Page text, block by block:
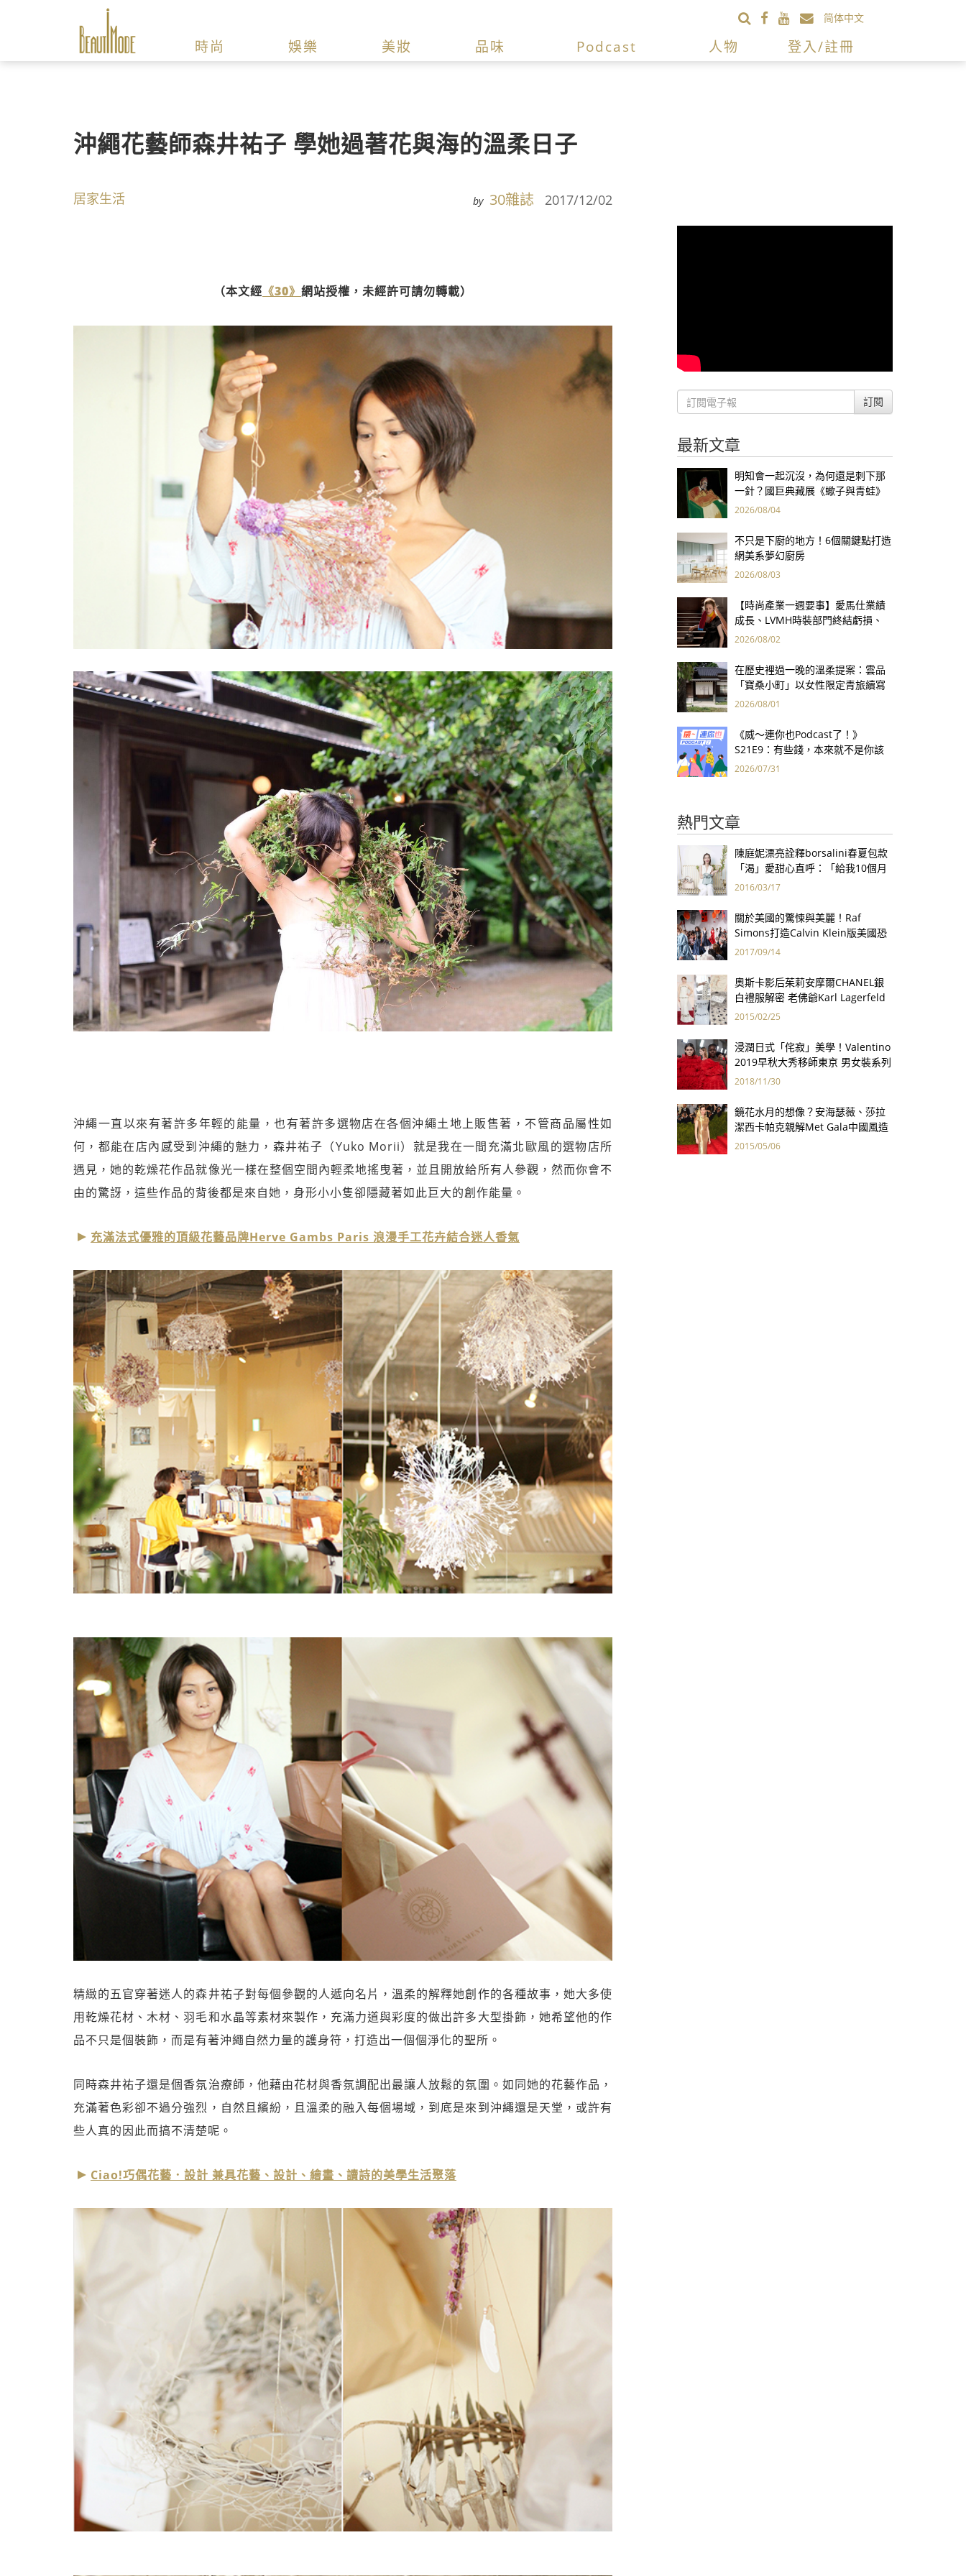
简体中文
時尚 娛樂 美妝 品味 Podcast 人物 登入/註冊
沖繩花藝師森井祐子 學她過著花與海的溫柔日子
居家生活 by 30雜誌 2017/12/02
（本文經 《30》 網站授權，未經許可請勿轉載）
沖繩一直以來有著許多年輕的能量，也有著許多選物店在各個沖繩土地上販售著，不管商品屬性如
何，都能在店內感受到沖繩的魅力，森井祐子（Yuko Morii）就是我在一間充滿北歐風的選物店所
遇見，她的乾燥花作品就像光一樣在整個空間內輕柔地搖曳著，並且開放給所有人參觀，然而你會不
由的驚訝，這些作品的背後都是來自她，身形小小隻卻隱藏著如此巨大的創作能量。
充滿法式優雅的頂級花藝品牌Herve Gambs Paris 浪漫手工花卉結合迷人香氣
精緻的五官穿著迷人的森井祐子對每個參觀的人遞向名片，溫柔的解釋她創作的各種故事，她大多使
用乾燥花材、木材、羽毛和水晶等素材來製作，充滿力道與彩度的做出許多大型掛飾，她希望他的作
品不只是個裝飾，而是有著沖繩自然力量的護身符，打造出一個個淨化的聖所。
同時森井祐子還是個香氛治療師，他藉由花材與香氛調配出最讓人放鬆的氛圍。如同她的花藝作品，
充滿著色彩卻不過分強烈，自然且繽紛，且溫柔的融入每個場域，到底是來到沖繩還是天堂，或許有
些人真的因此而搞不清楚呢。
Ciao!巧偶花藝．設計 兼具花藝、設計、繪畫、讀詩的美學生活聚落
訂閱
最新文章
明知會一起沉沒，為何還是刺下那
一針？國巨典藏展《蠍子與青蛙》
用66件名作拷問人性
2026/08/04
不只是下廚的地方！6個關鍵點打造
網美系夢幻廚房
2026/08/03
【時尚產業一週要事】愛馬仕業績
成長、LVMH時裝部門終結虧損、
Kering轉型策略初現成效、Prada
2026/08/02
在歷史裡過一晚的溫柔提案：雲品
「寶桑小町」以女性限定青旅續寫
台東老屋記憶
2026/08/01
《威～連你也Podcast了！》
S21E9：有些錢，本來就不是你該
賺的——讀《一個投機者的告白》
2026/07/31
熱門文章
陳庭妮漂亮詮釋borsalini春夏包款
「渴」愛甜心直呼：「給我10個月
老！」
2016/03/17
關於美國的驚悚與美麗！Raf
Simons打造Calvin Klein版美國恐
怖故事
2017/09/14
奧斯卡影后茱莉安摩爾CHANEL銀
白禮服解密 老佛爺Karl Lagerfeld
巧手打造
2015/02/25
浸潤日式「侘寂」美學！Valentino
2019早秋大秀移師東京 男女裝系列
首度同場發表
2018/11/30
鏡花水月的想像？安海瑟薇、莎拉
潔西卡帕克親解Met Gala中國風造
型
2015/05/06